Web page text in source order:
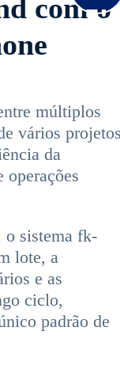
com o
múltiplos
vários
da
operações
o sistema fk-
lote, a
e as
ciclo,
padrão de